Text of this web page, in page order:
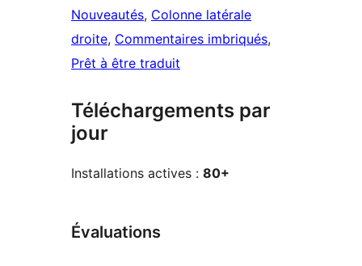
Nouveautés, Colonne latérale
droite, Commentaires imbriqués
Prêt à être traduit
Téléchargements par
jour
Installations actives : 80+
Évaluations